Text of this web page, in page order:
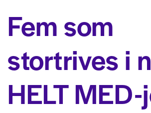
Fem som
stortrives i
HELT